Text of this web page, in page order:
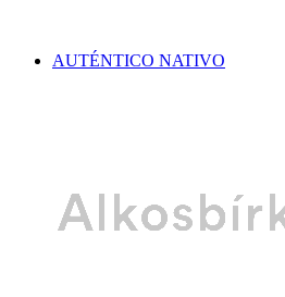
AUTÉNTICO NATIVO